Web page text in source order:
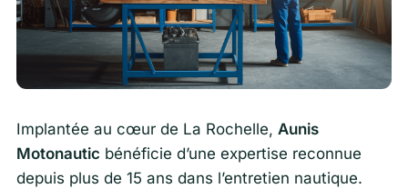
Implantée au cœur de La Rochelle, Aunis
Motonautic bénéficie d’une expertise reconnue
depuis plus de 15 ans dans l’entretien nautique.